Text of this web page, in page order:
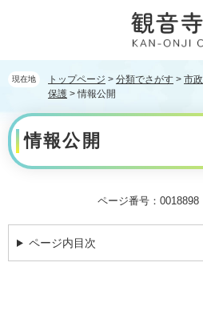
す。
し
本
現在地 トップページ > 分類でさがす > 市政
保護 >情報公開
本
文 情報公開
ページ番号：0018898
ページ内目次